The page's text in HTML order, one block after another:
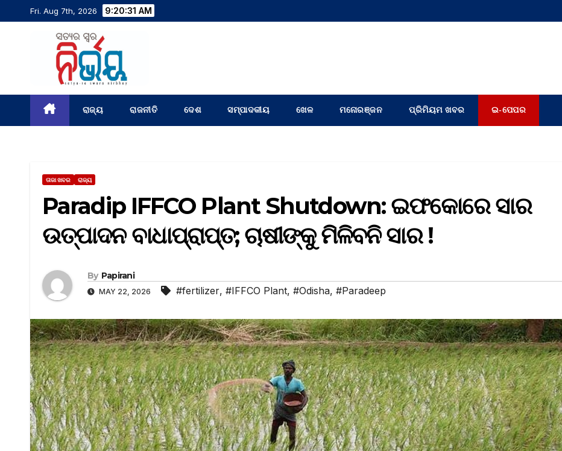
Fri. Aug 7th, 2026 9:20:32 AM
ରାଜ୍ୟ ରାଜନୀତି ଦେଶ ସମ୍ପାଦକୀୟ ଖେଳ ମନୋରଞ୍ଜନ ପ୍ରିମିୟମ ଖବର ଇ-ପେପର
ତାଜା ଖବର ରାଜ୍ୟ
Paradip IFFCO Plant Shutdown: ଇଫକୋରେ ସାର
ଉତ୍ପାଦନ ବାଧାପ୍ରାପ୍ତ; ଚାଷୀଙ୍କୁ ମିଳିବନି ସାର !
By Papirani
MAY 22, 2026 #fertilizer, #IFFCO Plant, #Odisha, #Paradeep